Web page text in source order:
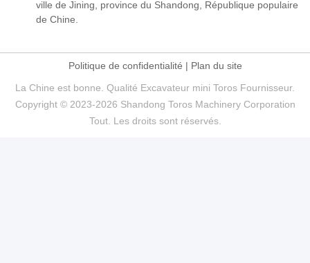
ville de Jining, province du Shandong, République populaire
de Chine.
Politique de confidentialité | Plan du site
La Chine est bonne. Qualité Excavateur mini Toros Fournisseur.
Copyright © 2023-2026 Shandong Toros Machinery Corporation
Tout. Les droits sont réservés.